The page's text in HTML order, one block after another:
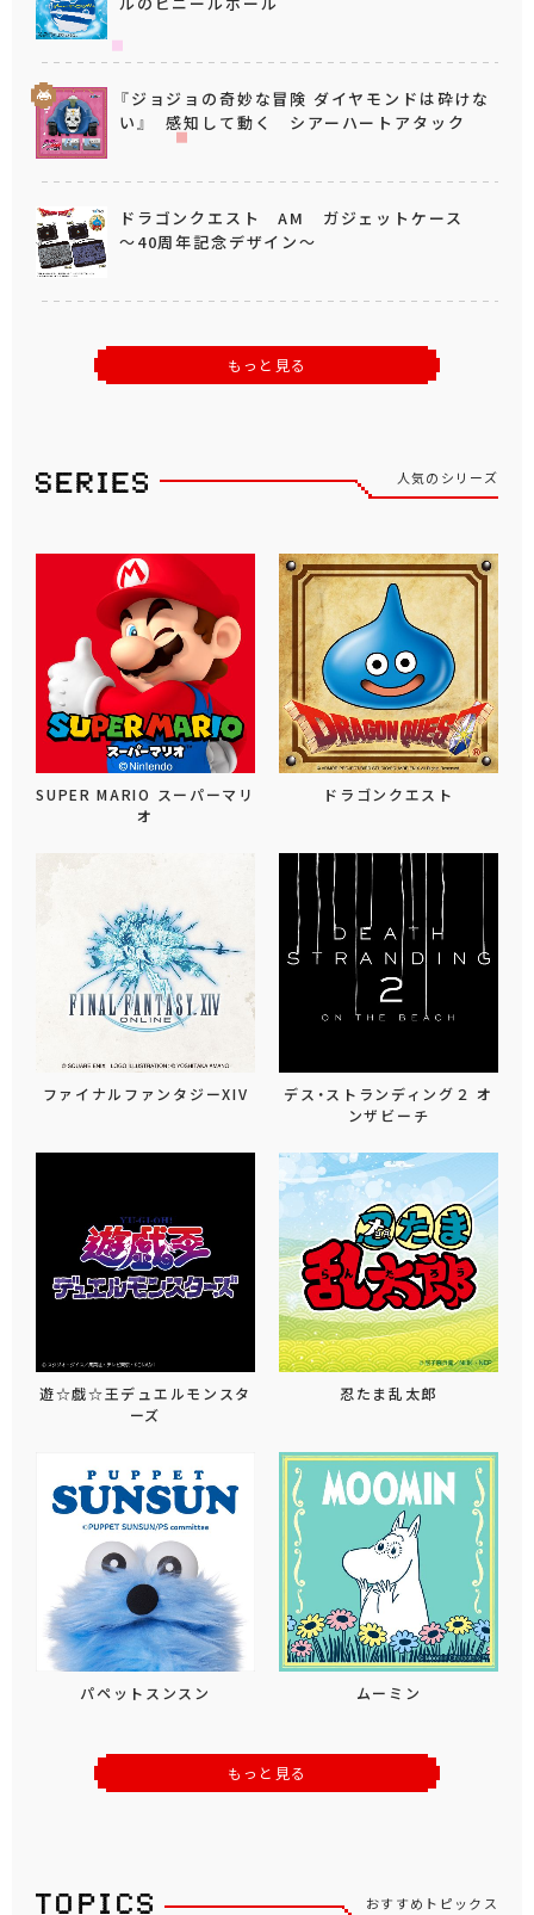
『ジョジョの奇妙な冒険 ダイヤモンドは砕けな
い』 感知して動く シアーハートアタック
ドラゴンクエスト AM ガジェットケース
～40周年記念デザイン～
もっと見る
人気のシリーズ
SUPER MARIO スーパーマリ
オ
ドラゴンクエスト
ファイナルファンタジーXIV
デス・ストランディング２ オ
ンザビーチ
遊☆戯☆王デュエルモンスタ
ーズ
忍たま乱太郎
パペットスンスン ムーミン
もっと見る
おすすめトピックス